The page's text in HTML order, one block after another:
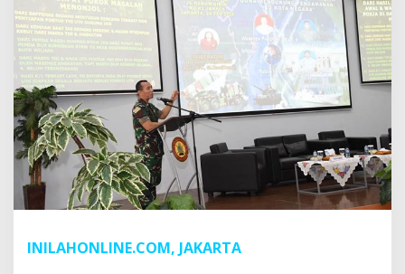
INILAHONLINE.COM, JAKARTA